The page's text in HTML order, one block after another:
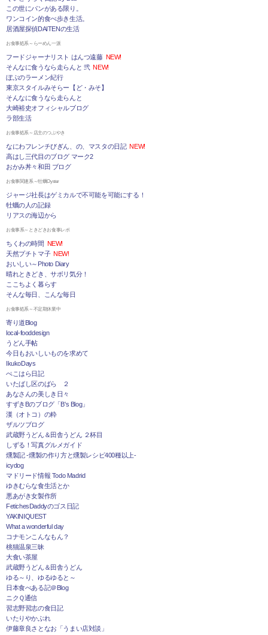
この世にパンがある限り。
ワンコイン的食べ歩き生活。
居酒屋探偵DAITENの生活
お食事処系～らーめん一派
フードジャーナリスト はんつ遠藤 NEW!
そんなに食うなら走らんと 弐 NEW!
ぼぶのラーメン紀行
東京スタイルみそらー【ど・みそ】
そんなに食うなら走らんと
大崎裕史オフィシャルブログ
ラ部生活
お食事処系～店主のつぶやき
なにわフレンチびぎん、の、マスタの日記 NEW!
高はし三代目のブログ マーク2
おかみ丼々和田 ブログ
お食事関連系～牡蠣Oyster
ジャージ社長はゲミカルで不可能を可能にする！
牡蠣の人の記録
リアスの海辺から
お食事系～ときどきお食事レポ
ちくわの時間 NEW!
天然プチトマ子 NEW!
おいしい～Photo Diary
晴れときどき、サボリ気分！
ここちよく暮らす
そんな毎日、こんな毎日
お食事処系～不定期休業中
寄り道Blog
local-fooddesign
うどん手帖
今日もおいしいものを求めて
IkukoDays
ぺこはら日記
いたばし区のばら ２
あなさんの美しき日々
すずきBのブログ「B's Blog」
漢（オトコ）の粋
ザルツブログ
武蔵野うどん＆田舎うどん ２杯目
しずる！写真グルメガイド
燻製記 -燻製の作り方と燻製レシピ400種以上-
icydog
マドリード情報 Todo Madrid
ゆきむらな食生活とか
悪あがき女製作所
FetichesDaddyのゴス日記
YAKINIQUEST
What a wonderful day
コナモンこんなもん？
桃猫温泉三昧
大食い茶屋
武蔵野うどん＆田舎うどん
ゆる～り、ゆるゆると～
日本食べある記＠Blog
ニクＱ通信
習志野習志の食日記
いたりやかぶれ
伊藤章良さとなお「うまい店対談」